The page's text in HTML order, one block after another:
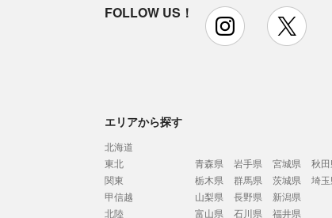
FOLLOW US！ instagram
エリアから探す
北海道
東北
青森県 岩手県 宮城県 秋
関東
栃木県 群馬県 茨城県 埼
甲信越
山梨県 長野県
新潟県
北陸
富山県 石川県
福井県